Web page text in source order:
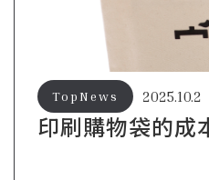
印刷購物袋的成
2025.10.2
TopNews